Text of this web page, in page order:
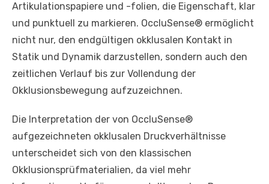
Artikulationspapiere und -folien, die Eigenschaft, klar
und punktuell zu markieren. OccluSense® ermöglicht
nicht nur, den endgültigen okklusalen Kontakt in
Statik und Dynamik darzustellen, sondern auch den
zeitlichen Verlauf bis zur Vollendung der
Okklusionsbewegung aufzuzeichnen.
Die Interpretation der von OccluSense®
aufgezeichneten okklusalen Druckverhältnisse
unterscheidet sich von den klassischen
Okklusionsprüfmaterialien, da viel mehr